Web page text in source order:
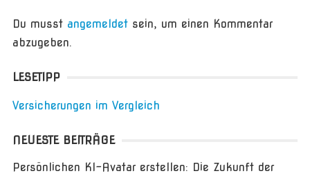
Du musst angemeldetsein, um einen Kommentar
abzugeben.
LESETIPP
Versicherungen im Vergleich
NEUESTE BEITRÄGE
Persönlichen KI-Avatar erstellen: Die Zukunft der